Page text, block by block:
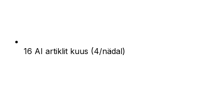
16 AI artiklit kuus (4/nädal)